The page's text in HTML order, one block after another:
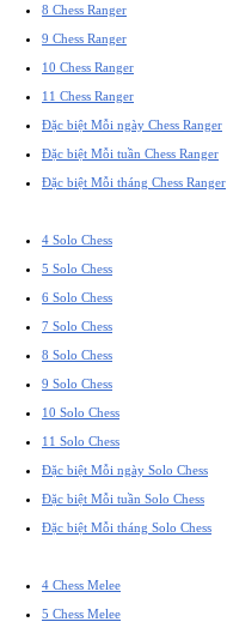
8 Chess Ranger
9 Chess Ranger
10 Chess Ranger
11 Chess Ranger
Đặc biệt Mỗi ngày Chess Ranger
Đặc biệt Mỗi tuần Chess Ranger
Đặc biệt Mỗi tháng Chess Ranger
4 Solo Chess
5 Solo Chess
6 Solo Chess
7 Solo Chess
8 Solo Chess
9 Solo Chess
10 Solo Chess
11 Solo Chess
Đặc biệt Mỗi ngày Solo Chess
Đặc biệt Mỗi tuần Solo Chess
Đặc biệt Mỗi tháng Solo Chess
4 Chess Melee
5 Chess Melee